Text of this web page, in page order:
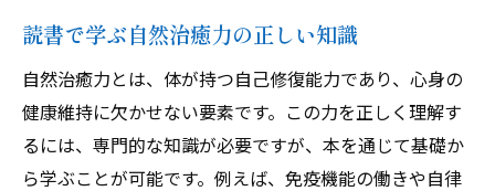
読書で学ぶ自然治癒力の正しい知識
自然治癒力とは、体が持つ自己修復能力であり、心身の
健康維持に欠かせない要素です。この力を正しく理解す
るには、専門的な知識が必要ですが、本を通じて基礎か
ら学ぶことが可能です。例えば、免疫機能の働きや自律